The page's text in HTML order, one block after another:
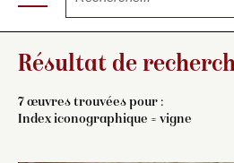
Résultat de
7 œuvres trouvées pour :
Index iconographique = vigne